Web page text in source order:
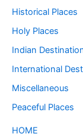
Historical Places
Holy Places
Indian
International
Miscellaneous
Peaceful Places
HOME